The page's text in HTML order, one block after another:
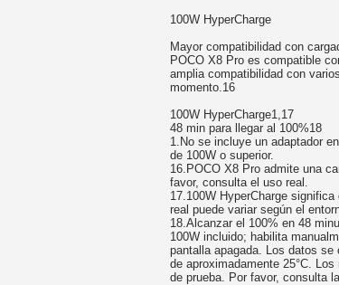
100W HyperCharge
Mayor compatibilidad con
POCO X8 Pro es compatible
amplia compatibilidad con
momento.16
100W HyperCharge1,17
48 min para llegar al 100%18
1.No se incluye un adaptador
de 100W o superior.
16.POCO X8 Pro admite una
favor, consulta el uso real.
17.100W HyperCharge
real puede variar según el
18.Alcanzar el 100% en 48
100W incluido; habilita
pantalla apagada. Los datos
de aproximadamente 25°C.
de prueba. Por favor, consulta